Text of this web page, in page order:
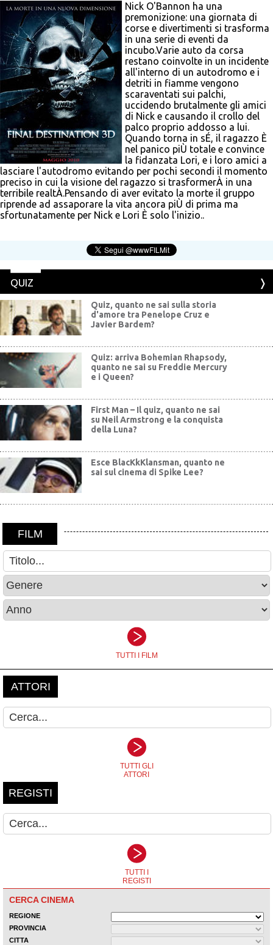
Nick O'Bannon ha una
premonizione: una giornata di
corse e divertimenti si trasforma
in una serie di eventi da
incubo.Varie auto da corsa
restano coinvolte in un incidente
all'interno di un autodromo e i
detriti in fiamme vengono
scaraventati sui palchi,
uccidendo brutalmente gli amici
di Nick e causando il crollo del
palco proprio addosso a lui.
Quando torna in sÉ, il ragazzo È
nel panico piÙ totale e convince
la fidanzata Lori, e i loro amici a
lasciare l'autodromo evitando per pochi secondi il momento
preciso in cui la visione del ragazzo si trasformerÀ in una
terribile realtÀ.Pensando di aver evitato la morte il gruppo
riprende ad assaporare la vita ancora piÙ di prima ma
sfortunatamente per Nick e Lori È solo l'inizio..
QUIZ
Quiz, quanto ne sai sulla storia
d'amore tra Penelope Cruz e
Javier Bardem?
Quiz: arriva Bohemian Rhapsody,
quanto ne sai su Freddie Mercury
e i Queen?
First Man – Il quiz, quanto ne sai
su Neil Armstrong e la conquista
della Luna?
Esce BlacKkKlansman, quanto ne
sai sul cinema di Spike Lee?